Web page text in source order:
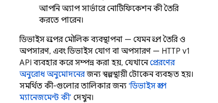
আপনি অ্যাপ সার্ভারে নোটিফিকেশন কী তৈরি
করতে পারেন।
ডিভাইস গ্রুপের মৌলিক ব্যবস্থাপনা — যেমন গ্রুপ তৈরি ও
অপসারণ, এবং ডিভাইস যোগ বা অপসারণ — HTTP v1
API ব্যবহার করে সম্পন্ন করা হয়, যেখানেপ্রেরণের
অনুরোধ অনুমোদনেরজন্য স্বল্পস্থায়ী টোকেন ব্যবহৃত হয়।
সমর্থিত কী-গুলোর তালিকার জন্য ‘ডিভাইস গ্রুপ
ম্যানেজমেন্ট কী’ দেখুন।